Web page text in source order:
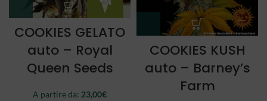
COOKIES GELATO
auto – Royal
Queen Seeds
A partire da: 23,00€
COOKIES KUSH
auto – Barney’s
Farm